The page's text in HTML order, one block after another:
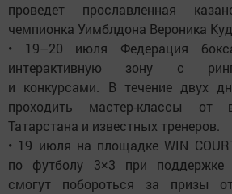
проведет прославленная
чемпионка Уимблдона Вероника
• 19–20 июля Федерация
интерактивную зону с
и конкурсами. В течение двух
проходить мастер-классы от
Татарстана и известных тренеров.
• 19 июля на площадке WIN
по футболу 3×3 при поддержке
смогут побороться за призы